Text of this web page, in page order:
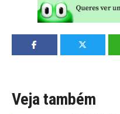
Veja também